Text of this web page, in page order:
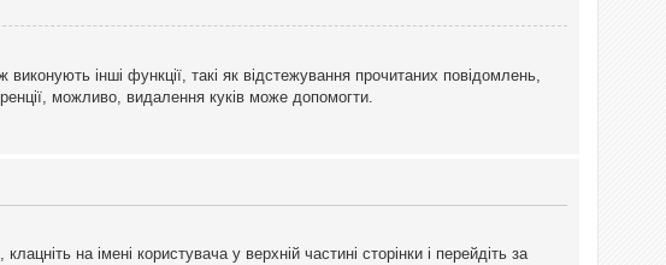
інші функції, такі як відстежування прочитаних повідомлень,
можливо, видалення куків може допомогти.
на імені користувача у верхній частині сторінки і перейдіть за